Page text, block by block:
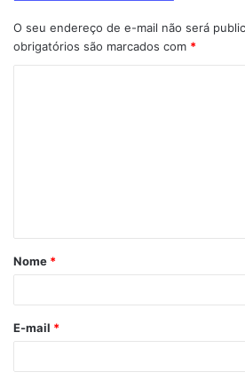
O seu endereço de e-mail não será
obrigatórios são marcados com *
á
r
*
Nome *
E-mail *